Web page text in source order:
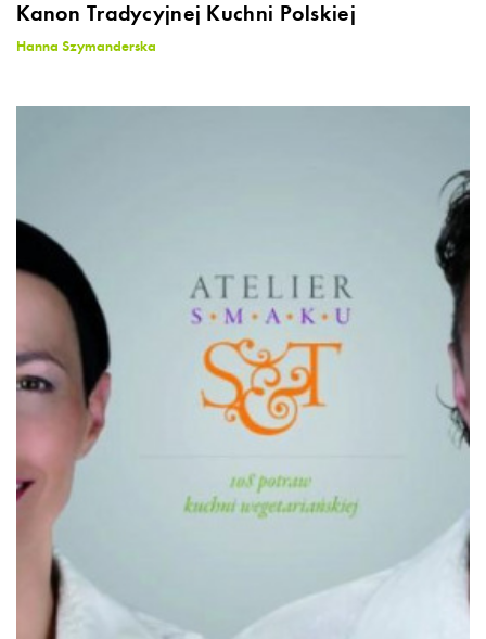
Kanon Tradycyjnej Kuchni Polskiej
Hanna Szymanderska